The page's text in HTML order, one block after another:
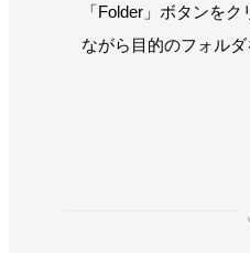
「Folder」ボタンを
ながら目的のフォルダ